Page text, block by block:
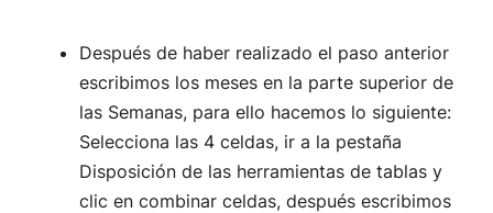
Después de haber realizado el paso anterior
escribimos los meses en la parte superior de
las Semanas, para ello hacemos lo siguiente:
Selecciona las 4 celdas, ir a la pestaña
Disposición de las herramientas de tablas y
clic en combinar celdas, después escribimos